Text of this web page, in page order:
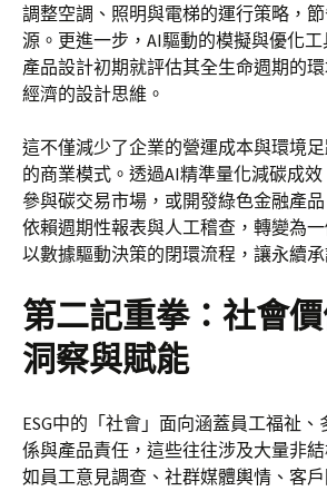
調整空調、照明與電梯的運行策略，
源。更進一步，AI驅動的模擬與優化
產品設計初期就評估其全生命週期的
經濟的設計思維。
這不僅減少了企業的營運成本與環境
的商業模式。透過AI精準量化減碳成
參與碳交易市場，或開發綠色金融產
依賴週期性報表與人工稽查，轉變為
以數據驅動決策的閉環流程，讓永續承
第二記重拳：社會
洞察與賦能
ESG中的「社會」面向涵蓋員工福祉
係與產品責任，這些往往涉及大量非
如員工意見調查、社群媒體輿情、客